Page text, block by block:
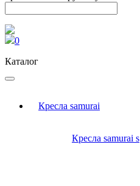
0
Каталог
Кресла samurai
Кресла samurai s